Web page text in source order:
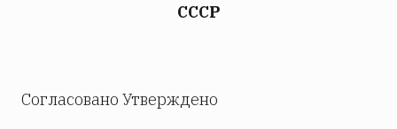
СССР
Согласовано Утверждено